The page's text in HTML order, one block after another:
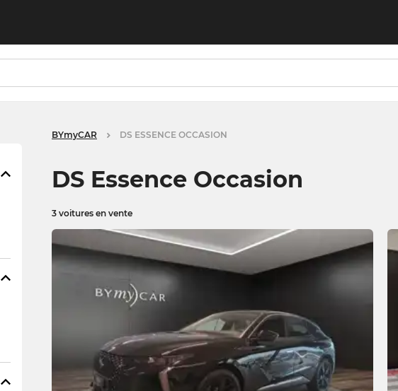
BYmyCAR DS ESSENCE OCCASION
DS Essence Occasion
3 voitures en vente